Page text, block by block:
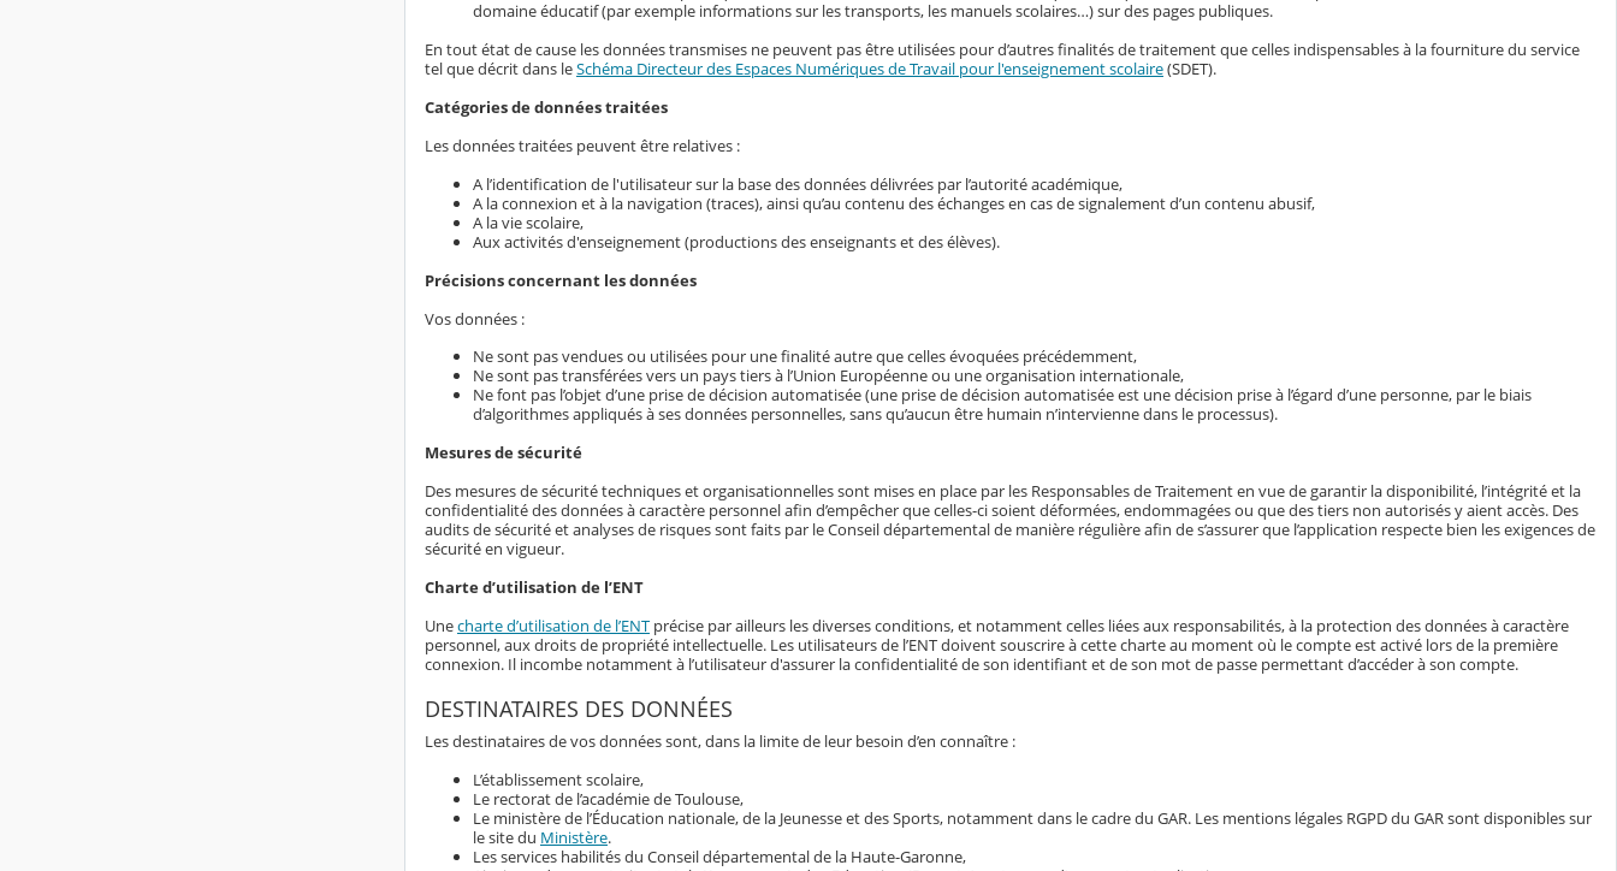
domaine éducatif (par exemple informations sur les transports, les manuels scolaires…) sur des pages publiques.
En tout état de cause les données transmises ne peuvent pas être utilisées pour d’autres finalités de traitement que celles indispensables à la fourniture du service
tel que décrit dans leSchéma Directeur des Espaces Numériques de Travail pour l'enseignement scolaire(SDET).
Catégories de données traitées
Les données traitées peuvent être relatives :
A l’identification de l'utilisateur sur la base des données délivrées par l’autorité académique,
A la connexion et à la navigation (traces), ainsi qu’au contenu des échanges en cas de signalement d’un contenu abusif,
A la vie scolaire,
Aux activités d'enseignement (productions des enseignants et des élèves).
Précisions concernant les données
Vos données :
Ne sont pas vendues ou utilisées pour une finalité autre que celles évoquées précédemment,
Ne sont pas transférées vers un pays tiers à l’Union Européenne ou une organisation internationale,
Ne font pas l’objet d’une prise de décision automatisée (une prise de décision automatisée est une décision prise à l’égard d’une personne, par le biais
d’algorithmes appliqués à ses données personnelles, sans qu’aucun être humain n’intervienne dans le processus).
Mesures de sécurité
Des mesures de sécurité techniques et organisationnelles sont mises en place par les Responsables de Traitement en vue de garantir la disponibilité, l’intégrité et la
confidentialité des données à caractère personnel afin d’empêcher que celles-ci soient déformées, endommagées ou que des tiers non autorisés y aient accès. Des
audits de sécurité et analyses de risques sont faits par le Conseil départemental de manière régulière afin de s’assurer que l’application respecte bien les exigences de
sécurité en vigueur.
Charte d’utilisation de l’ENT
Unecharte d’utilisation de l’ENT précise par ailleurs les diverses conditions, et notamment celles liées aux responsabilités, à la protection des données à caractère
personnel, aux droits de propriété intellectuelle. Les utilisateurs de l’ENT doivent souscrire à cette charte au moment où le compte est activé lors de la première
connexion. Il incombe notamment à l’utilisateur d'assurer la confidentialité de son identifiant et de son mot de passe permettant d’accéder à son compte.
DESTINATAIRES DES DONNÉES
Les destinataires de vos données sont, dans la limite de leur besoin d’en connaître :
L’établissement scolaire,
Le rectorat de l’académie de Toulouse,
Le ministère de l’Éducation nationale, de la Jeunesse et des Sports, notamment dans le cadre du GAR. Les mentions légales RGPD du GAR sont disponibles sur
le site du Ministère.
Les services habilités du Conseil départemental de la Haute-Garonne,